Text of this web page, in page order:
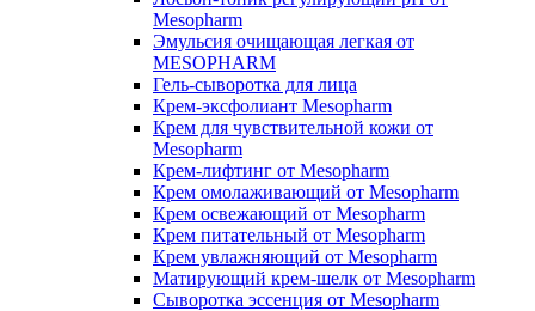
Mesopharm
Эмульсия очищающая легкая от
MESOPHARM
Гель-сыворотка для лица
Крем-эксфолиант Mesopharm
Крем для чувствительной кожи от
Mesopharm
Крем-лифтинг от Mesopharm
Крем омолаживающий от Mesopharm
Крем освежающий от Mesopharm
Крем питательный от Mesopharm
Крем увлажняющий от Mesopharm
Матирующий крем-шелк от Mesopharm
Сыворотка эссенция от Mesopharm